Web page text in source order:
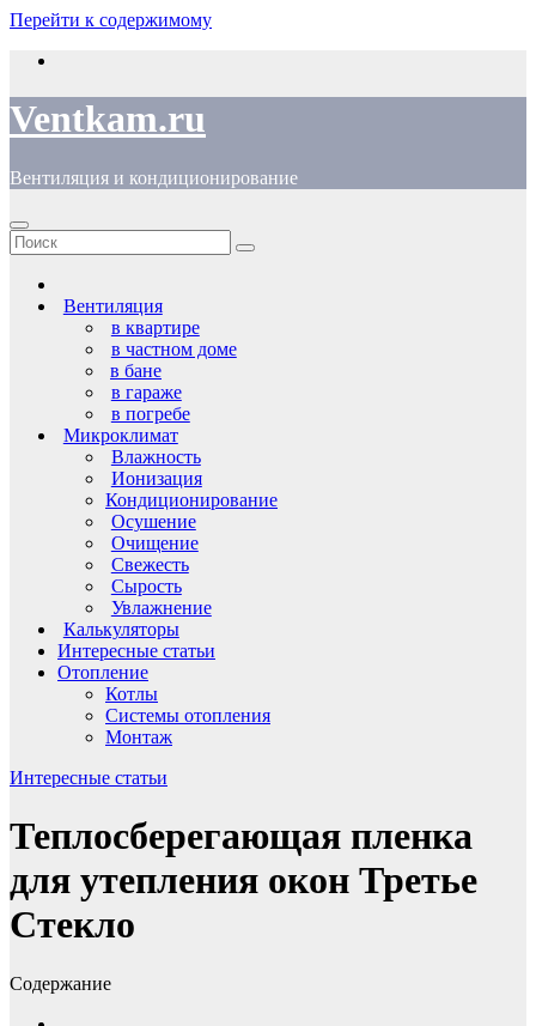
Перейти к содержимому
Ventkam.ru
Вентиляция и кондиционирование
Вентиляция
в квартире
в частном доме
в бане
в гараже
в погребе
Микроклимат
Влажность
Ионизация
Кондиционирование
Осушение
Очищение
Свежесть
Сырость
Увлажнение
Калькуляторы
Интересные статьи
Отопление
Котлы
Системы отопления
Монтаж
Интересные статьи
Теплосберегающая пленка
для утепления окон Третье
Стекло
Содержание